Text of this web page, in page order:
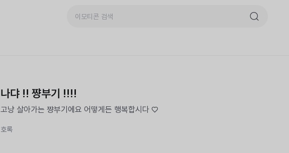
나댜 !! 쨩부기 !!!!
고냥 살아가는 쨩부기에요 어떻게든 행복합시다 ♡
호록